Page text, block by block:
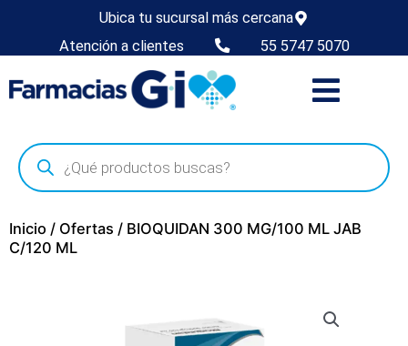
Ubica tu sucursal más cercana
Atención a clientes
55 5747 5070
Inicio / Ofertas / BIOQUIDAN 300 MG/100 ML JAB
C/120 ML